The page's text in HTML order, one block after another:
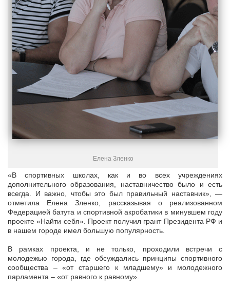
Елена Зленко
«В спортивных школах, как и во всех учреждениях
дополнительного образования, наставничество было и есть
всегда. И важно, чтобы это был правильный наставник», —
отметила Елена Зленко, рассказывая о реализованном
Федерацией батута и спортивной акробатики в минувшем году
проекте «Найти себя». Проект получил грант Президента РФ и
в нашем городе имел большую популярность.
В рамках проекта, и не только, проходили встречи с
молодежью города, где обсуждались принципы спортивного
сообщества – «от старшего к младшему» и молодежного
парламента – «от равного к равному».